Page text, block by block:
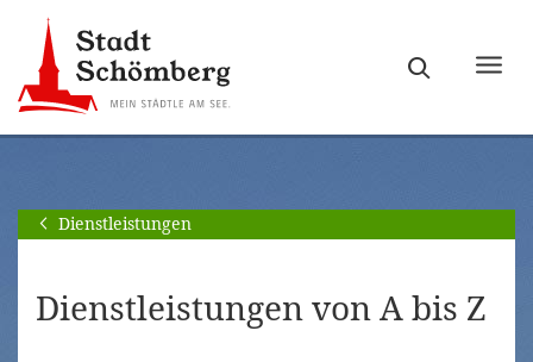
Hauptnavigation
springen
[Alt]+
Seiteninhalt
springen
[Alt]+
Dienstleistungen
Dienstleistungen von A bis Z